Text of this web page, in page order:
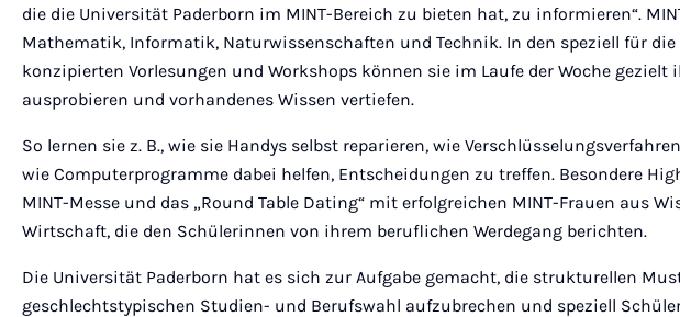
die die Universität Paderborn im MINT-Bereich zu bieten hat, zu informieren“.
Mathematik, Informatik, Naturwissenschaften und Technik. In den speziell für
konzipierten Vorlesungen und Workshops können sie im Laufe der Woche gezielt
ausprobieren und vorhandenes Wissen vertiefen.
So lernen sie z. B., wie sie Handys selbst reparieren, wie
wie Computerprogramme dabei helfen, Entscheidungen zu treffen. Besondere
MINT-Messe und das „Round Table Dating“ mit erfolgreichen MINT-Frauen aus
Wirtschaft, die den Schülerinnen von ihrem beruflichen Werdegang berichten.
Die Universität Paderborn hat es sich zur Aufgabe gemacht, die strukturellen
geschlechtstypischen Studien- und Berufswahl aufzubrechen und speziell